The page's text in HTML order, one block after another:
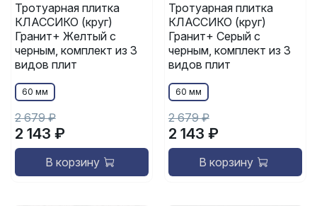
Тротуарная плитка
КЛАССИКО (круг)
Гранит+ Желтый с
черным, комплект из 3
видов плит
60 мм
2 679 ₽
2 143 ₽
В корзину
Тротуарная плитка
КЛАССИКО (круг)
Гранит+ Серый с
черным, комплект из 3
видов плит
60 мм
2 679 ₽
2 143 ₽
В корзину